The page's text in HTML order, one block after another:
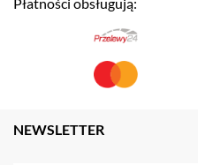
NEWSLETTER